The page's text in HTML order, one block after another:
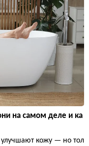
на самом деле и ка
кожу — но тол